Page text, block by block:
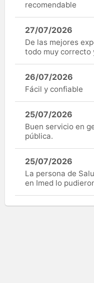
recomendable
27/07/2026
De las mejores
todo muy correcto
26/07/2026
Fácil y confiable
25/07/2026
Buen servicio en
pública.
25/07/2026
La persona de
en Imed lo